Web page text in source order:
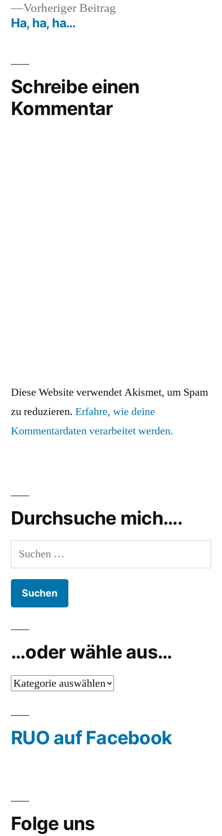
Vorheriger Beitrag
Ha, ha, ha…
Schreibe einen
Kommentar
Diese Website verwendet Akismet, um Spam
zu reduzieren. Erfahre, wie deine
Kommentardaten verarbeitet werden.
Durchsuche mich….
Suchen
nach:
…oder wähle aus…
…
aus…
RUO auf Facebook
Folge uns